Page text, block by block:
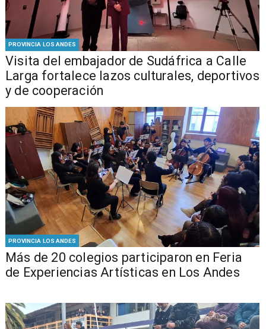
PROVINCIA LOS ANDES
​Visita del embajador de Sudáfrica a Calle
Larga fortalece lazos culturales, deportivos
y de cooperación
PROVINCIA LOS ANDES
Más de 20 colegios participaron en Feria
de Experiencias Artísticas en Los Andes